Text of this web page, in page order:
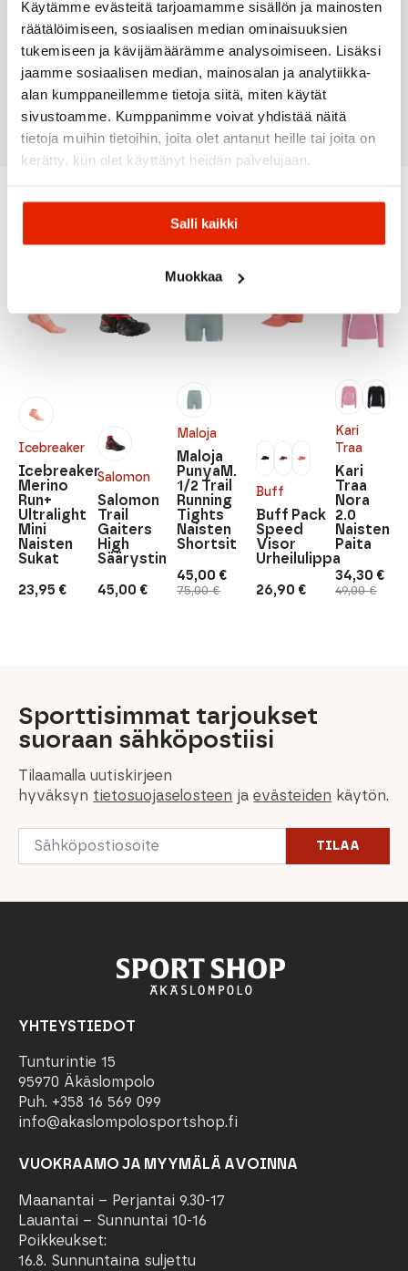
Käytämme evästeitä tarjoamamme sisällön ja mainosten
räätälöimiseen, sosiaalisen median ominaisuuksien
tukemiseen ja kävijämäärämme analysoimiseen. Lisäksi
jaamme sosiaalisen median, mainosalan ja analytiikka-
alan kumppaneillemme tietoja siitä, miten käytät
sivustoamme. Kumppanimme voivat yhdistää näitä
tietoja muihin tietoihin, joita olet antanut heille tai joita on
kerätty, kun olet käyttänyt heidän palvelujaan.
Salli kaikki
Muokkaa
vähemmän herkkä lialle, eikä se vaikuta
hengittävyyteen. Kaikki käsittelyt ovat
Bluesign®-hyväksyttyjä ja täyttävät kaikki
tarvittavat kestävän kehityksen vaatimukset.
Ergonomisesti muotoiltu napakasti istuva
huppu.
Suositeltua sinulle
Icebreaker
23,95 €
Icebreaker
Merino
Run+
Ultralight
Mini
Naisten
Sukat
Salomon
45,00 €
Salomon
Trail
Gaiters
High
Säärystin
Maloja
75,00€
Alkuperäinen
hinta
45,00 €
Nykyinen
hinta
Maloja
PunyaM.
1/2 Trail
Running
Tights
Naisten
Shortsit
Buff
26,90 €
Buff Pack
Speed
Visor
Urheilulippa
Kari
Traa
49,00€
hinta
34,30 €
Nykyinen
hinta
Kari
Traa
Nora
2.0
Naisten
Paita
Sporttisimmat tarjoukset
suoraan sähköpostiisi
Tilaamalla uutiskirjeen
hyväksyn tietosuojaselosteen jaevästeiden käytön.
Email
TILAA
YHTEYSTIEDOT
Tunturintie 15
95970 Äkäslompolo
Puh. +358 16 569 099
info@akaslompolosportshop.fi
VUOKRAAMO JA MYYMÄLÄ AVOINNA
Maanantai – Perjantai 9.30-17
Lauantai – Sunnuntai 10-16
Poikkeukset:
16.8. Sunnuntaina suljettu